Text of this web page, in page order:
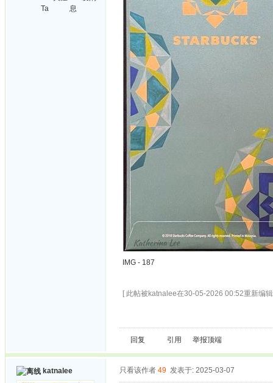
Ta
息
IMG - 187
[ 此帖被katnalee在30-05-2026 00:52重新编
回复 引用 举报顶端
katnalee 只看该作者 49 发表于: 2025-03-07